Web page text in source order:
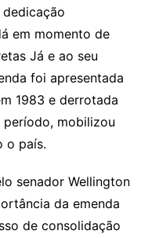
s
o
o
m
em momento de
Já e ao seu
foi apresentada
1983 e derrotada
período, mobilizou
o país.
senador Wellington
da emenda
de consolidação